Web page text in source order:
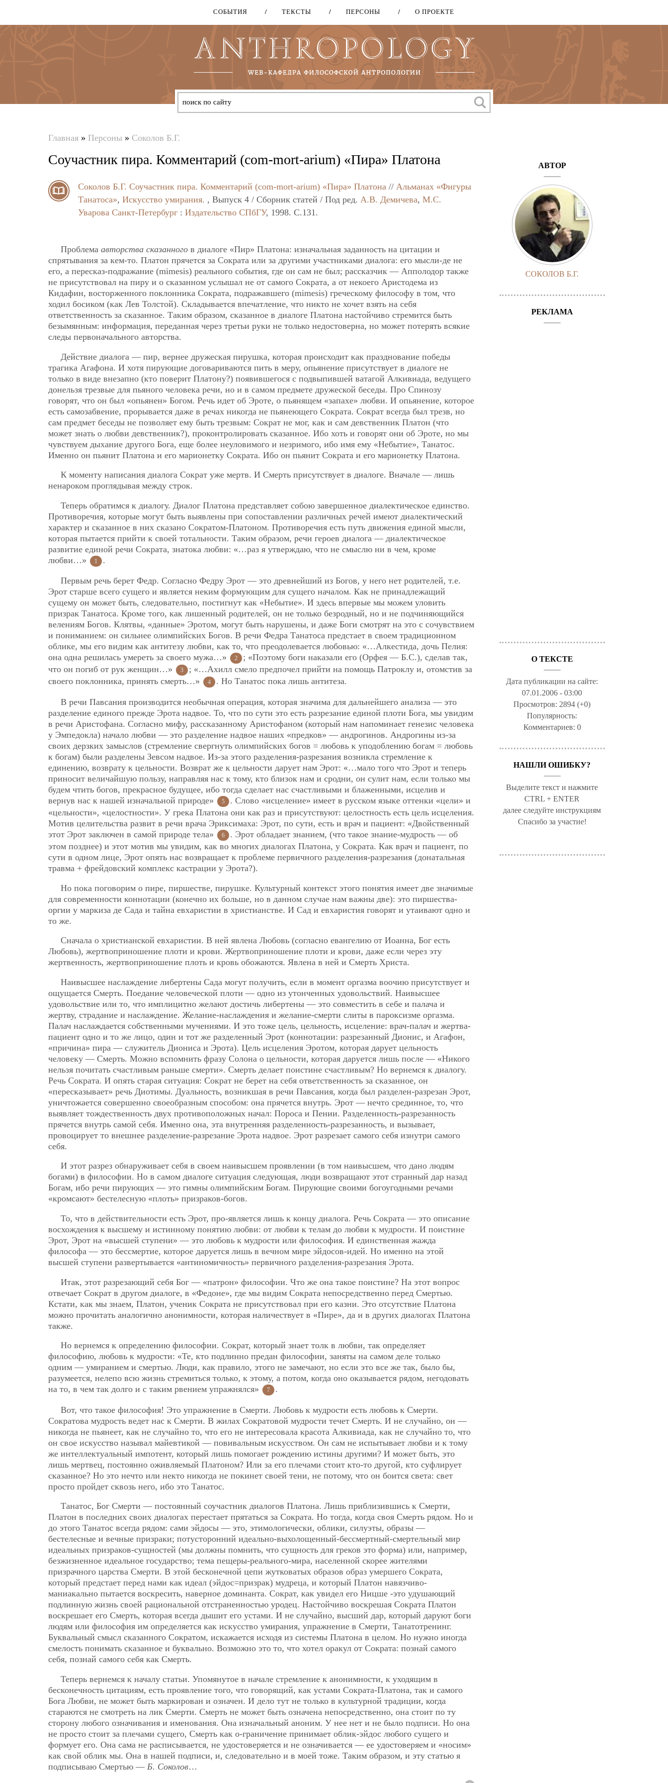
Перейти
основному
содержанию
СОБЫТИЯ ТЕКСТЫ ПЕРСОНЫ О ПРОЕКТЕ
здесь
Главная » Персоны » Соколов Б.Г.
Соучастник пира. Комментарий (com-mort-arium) «Пира» Платона
Соколов Б.Г. Соучастник пира. Комментарий (com-mort-arium) «Пира» Платона // Альманах «Фигуры
Танатоса», Искусство умирания. , Выпуск 4 / Сборник статей / Под ред. А.В. Демичева, М.С.
Уварова Санкт-Петербург : Издательство СПбГУ, 1998. C.131.
Проблема авторства сказанного в диалоге «Пир» Платона: изначальная заданность на цитации и
спрятывания за кем-то. Платон прячется за Сократа или за другими участниками диалога: его мысли-де не
его, а пересказ-подражание (mimesis) реального события, где он сам не был; рассказчик — Апполодор также
не присутствовал на пиру и о сказанном услышал не от самого Сократа, а от некоего Аристодема из
Кидафин, восторженного поклонника Сократа, подражавшего (mimesis) греческому философу в том, что
ходил босиком (как Лев Толстой). Складывается впечатление, что никто не хочет взять на себя
ответственность за сказанное. Таким образом, сказанное в диалоге Платона настойчиво стремится быть
безымянным: информация, переданная через третьи руки не только недостоверна, но может потерять всякие
следы первоначального авторства.
Действие диалога — пир, вернее дружеская пирушка, которая происходит как празднование победы
трагика Агафона. И хотя пирующие договариваются пить в меру, опьянение присутствует в диалоге не
только в виде внезапно (кто поверит Платону?) появившегося с подвыпившей ватагой Алкивиада, ведущего
донельзя трезвые для пьяного человека речи, но и в самом предмете дружеской беседы. Про Спинозу
говорят, что он был «опьянен» Богом. Речь идет об Эроте, о пьянящем «запахе» любви. И опьянение, которое
есть самозабвение, прорывается даже в речах никогда не пьянеющего Сократа. Сократ всегда был трезв, но
сам предмет беседы не позволяет ему быть трезвым: Сократ не мог, как и сам девственник Платон (что
может знать о любви девственник?), проконтролировать сказанное. Ибо хоть и говорят они об Эроте, но мы
чувствуем дыхание другого Бога, еще более неуловимого и незримого, ибо имя ему «Небытие», Танатос.
Именно он пьянит Платона и его марионетку Сократа. Ибо он пьянит Сократа и его марионетку Платона.
К моменту написания диалога Сократ уже мертв. И Смерть присутствует в диалоге. Вначале — лишь
ненароком проглядывая между строк.
Теперь обратимся к диалогу. Диалог Платона представляет собою завершенное диалектическое единство.
Противоречия, которые могут быть выявлены при сопоставлении различных речей имеют диалектический
характер и сказанное в них сказано Сократом-Платоном. Противоречия есть путь движения единой мысли,
которая пытается прийти к своей тотальности. Таким образом, речи героев диалога — диалектическое
развитие единой речи Сократа, знатока любви: «…раз я утверждаю, что не смыслю ни в чем, кроме
любви…»
1 .
Первым речь берет Федр. Согласно Федру Эрот — это древнейший из Богов, у него нет родителей, т.е.
Эрот старше всего сущего и является неким формующим для сущего началом. Как не принадлежащий
сущему он может быть, следовательно, постигнут как «Небытие». И здесь впервые мы можем уловить
призрак Танатоса. Кроме того, как лишенный родителей, он не только безродный, но и не подчиняющийся
велениям Богов. Клятвы, «данные» Эротом, могут быть нарушены, и даже Боги смотрят на это с сочувствием
и пониманием: он сильнее олимпийских Богов. В речи Федра Танатоса предстает в своем традиционном
облике, мы его видим как антитезу любви, как то, что преодолевается любовью: «…Алкестида, дочь Пелия:
она одна решилась умереть за своего мужа…»
2
; «Поэтому боги наказали его (Орфея — Б.С.), сделав так,
что он погиб от рук женщин…»
3
; «…Ахилл смело предпочел прийти на помощь Патроклу и, отомстив за
своего поклонника, принять смерть…»
4 . Но Танатос пока лишь антитеза.
В речи Павсания производится необычная операция, которая значима для дальнейшего анализа — это
разделение единого прежде Эрота надвое. То, что по сути это есть разрезание единой плоти Бога, мы увидим
в речи Аристофана. Согласно мифу, рассказанному Аристофаном (который нам напоминает генезис человека
у Эмпедокла) начало любви — это разделение надвое наших «предков» — андрогинов. Андрогины из-за
своих дерзких замыслов (стремление свергнуть олимпийских богов = любовь к уподоблению богам = любовь
к богам) были разделены Зевсом надвое. Из-за этого разделения-разрезания возникла стремление к
единению, возврату к цельности. Возврат же к цельности дарует нам Эрот: «…мало того что Эрот и теперь
приносит величайшую пользу, направляя нас к тому, кто близок нам и сродни, он сулит нам, если только мы
будем чтить богов, прекрасное будущее, ибо тогда сделает нас счастливыми и блаженными, исцелив и
вернув нас к нашей изначальной природе»
5
. Слово «исцеление» имеет в русском языке оттенки «цели» и
«цельности», «целостности». У грека Платона они как раз и присутствуют: целостность есть цель исцеления.
Мотив целительства развит в речи врача Эриксимаха: Эрот, по сути, есть и врач и пациент: «Двойственный
этот Эрот заключен в самой природе тела»
6
. Эрот обладает знанием, (что такое знание-мудрость — об
этом позднее) и этот мотив мы увидим, как во многих диалогах Платона, у Сократа. Как врач и пациент, по
сути в одном лице, Эрот опять нас возвращает к проблеме первичного разделения-разрезания (донатальная
травма + фрейдовский комплекс кастрации у Эрота?).
Но пока поговорим о пире, пиршестве, пирушке. Культурный контекст этого понятия имеет две значимые
для современности коннотации (конечно их больше, но в данном случае нам важны две): это пиршества-
оргии у маркиза де Сада и тайна евхаристии в христианстве. И Сад и евхаристия говорят и утаивают одно и
то же.
Сначала о христианской евхаристии. В ней явлена Любовь (согласно евангелию от Иоанна, Бог есть
Любовь), жертвоприношение плоти и крови. Жертвоприношение плоти и крови, даже если через эту
жертвенность, жертвоприношение плоть и кровь обожаются. Явлена в ней и Смерть Христа.
Наивысшее наслаждение либертены Сада могут получить, если в момент оргазма воочию присутствует и
ощущается Смерть. Поедание человеческой плоти — одно из утонченных удовольствий. Наивысшее
удовольствие или то, что имплицитно желают достичь либертены — это совместить в себе и палача и
жертву, страдание и наслаждение. Желание-наслаждения и желание-смерти слиты в пароксизме оргазма.
Палач наслаждается собственными мучениями. И это тоже цель, цельность, исцеление: врач-палач и жертва-
пациент одно и то же лицо, один и тот же разделенный Эрот (коннотации: разрезанный Дионис, и Агафон,
«причина» пира — служитель Диониса и Эрота). Цель исцеления Эротом, которая дарует цельность
человеку — Смерть. Можно вспомнить фразу Солона о цельности, которая даруется лишь после — «Никого
нельзя почитать счастливым раньше смерти». Смерть делает поистине счастливым? Но вернемся к диалогу.
Речь Сократа. И опять старая ситуация: Сократ не берет на себя ответственность за сказанное, он
«пересказывает» речь Диотимы. Дуальность, возникшая в речи Павсания, когда был разделен-разрезан Эрот,
уничтожается совершенно своеобразным способом: она прячется внутрь. Эрот — нечто срединное, то, что
выявляет тождественность двух противоположных начал: Пороса и Пении. Разделенность-разрезанность
прячется внутрь самой себя. Именно она, эта внутренняя разделенность-разрезанность, и вызывает,
провоцирует то внешнее разделение-разрезание Эрота надвое. Эрот разрезает самого себя изнутри самого
себя.
И этот разрез обнаруживает себя в своем наивысшем проявлении (в том наивысшем, что дано людям
богами) в философии. Но в самом диалоге ситуация следующая, люди возвращают этот странный дар назад
Богам, ибо речи пирующих — это гимны олимпийским Богам. Пирующие своими богоугодными речами
«кромсают» бестелесную «плоть» призраков-богов.
То, что в действительности есть Эрот, про-является лишь к концу диалога. Речь Сократа — это описание
восхождения к высшему и истинному понятию любви: от любви к телам до любви к мудрости. И поистине
Эрот, Эрот на «высшей ступени» — это любовь к мудрости или философия. И единственная жажда
философа — это бессмертие, которое даруется лишь в вечном мире эйдосов-идей. Но именно на этой
высшей ступени развертывается «антиномичность» первичного разделения-разрезания Эрота.
Итак, этот разрезающий себя Бог — «патрон» философии. Что же она такое поистине? На этот вопрос
отвечает Сократ в другом диалоге, в «Федоне», где мы видим Сократа непосредственно перед Смертью.
Кстати, как мы знаем, Платон, ученик Сократа не присутствовал при его казни. Это отсутствие Платона
можно прочитать аналогично анонимности, которая наличествует в «Пире», да и в других диалогах Платона
также.
Но вернемся к определению философии. Сократ, который знает толк в любви, так определяет
философию, любовь к мудрости: «Те, кто подлинно предан философии, заняты на самом деле только
одним — умиранием и смертью. Люди, как правило, этого не замечают, но если это все же так, было бы,
разумеется, нелепо всю жизнь стремиться только, к этому, а потом, когда оно оказывается рядом, негодовать
на то, в чем так долго и с таким рвением упражнялся»
7 .
Вот, что такое философия! Это упражнение в Смерти. Любовь к мудрости есть любовь к Смерти.
Сократова мудрость ведет нас к Смерти. В жилах Сократовой мудрости течет Смерть. И не случайно, он —
никогда не пьянеет, как не случайно то, что его не интересовала красота Алкивиада, как не случайно то, что
он свое искусство называл майевтикой — повивальным искусством. Он сам не испытывает любви и к тому
же интеллектуальный импотент, который лишь помогает рождению истины другими? И может быть, это
лишь мертвец, постоянно оживляемый Платоном? Или за его плечами стоит кто-то другой, кто суфлирует
сказанное? Но это нечто или некто никогда не покинет своей тени, не потому, что он боится света: свет
просто пройдет сквозь него, ибо это Танатос.
Танатос, Бог Смерти — постоянный соучастник диалогов Платона. Лишь приблизившись к Смерти,
Платон в последних своих диалогах перестает прятаться за Сократа. Но тогда, когда своя Смерть рядом. Но и
до этого Танатос всегда рядом: сами эйдосы — это, этимологически, облики, силуэты, образы —
бестелесные и вечные призраки; потусторонний идеально-выхолощенный-бессмертный-смертельный мир
идеальных призраков-сущностей (мы должны помнить, что сущность для греков это форма) или, например,
безжизненное идеальное государство; тема пещеры-реального-мира, населенной скорее жителями
призрачного царства Смерти. В этой бесконечной цепи жутковатых образов образ умершего Сократа,
который предстает перед нами как идеал (эйдос=призрак) мудреца, и который Платон навязчиво-
маниакально пытается воскресить, наверное доминанта. Сократ, как увидел его Ницше -это удушающий
подлинную жизнь своей рациональной отстраненностью уродец. Настойчиво воскрешая Сократа Платон
воскрешает его Смерть, которая всегда дышит его устами. И не случайно, высший дар, который даруют боги
людям или философия им определяется как искусство умирания, упражнение в Смерти, Танатотренинг.
Буквальный смысл сказанного Сократом, искажается исходя из системы Платона в целом. Но нужно иногда
смелость понимать сказанное и буквально. Возможно это то, что хотел оракул от Сократа: познай самого
себя, познай самого себя как Смерть.
Теперь вернемся к началу статьи. Упомянутое в начале стремление к анонимности, к уходящим в
бесконечность цитациям, есть проявление того, что говорящий, как устами Сократа-Платона, так и самого
Бога Любви, не может быть маркирован и означен. И дело тут не только в культурной традиции, когда
стараются не смотреть на лик Смерти. Смерть не может быть означена непосредственно, она стоит по ту
сторону любого означивания и именования. Она изначальный аноним. У нее нет и не было подписи. Но она
не просто стоит за плечами сущего, Смерть как о-граничение принимает облик-эйдос любого сущего и
формует его. Она сама не расписывается, не удостоверяется и не означивается — ее удостоверяем и «носим»
как свой облик мы. Она в нашей подписи, и, следовательно и в моей тоже. Таким образом, и эту статью я
подписываю Смертью — Б. Соколов…
АВТОР
СОКОЛОВ Б.Г.
РЕКЛАМА
О ТЕКСТЕ
Дата публикации на сайте:
07.01.2006 - 03:00
Просмотров: 2894 (+0)
Популярность:
Комментариев: 0
НАШЛИ ОШИБКУ?
Выделите текст и нажмите
CTRL + ENTER
далее следуйте инструкциям
Спасибо за участие!